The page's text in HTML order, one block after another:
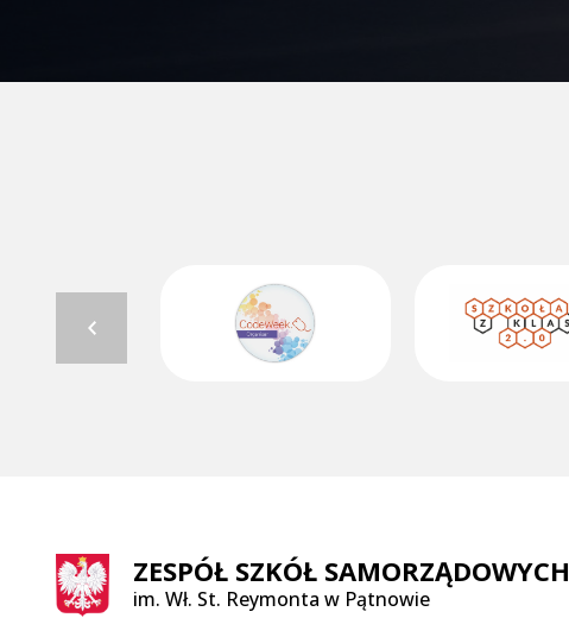
ZESPÓŁ SZKÓŁ SAMORZĄDOWYCH
im. Wł. St. Reymonta w Pątnowie